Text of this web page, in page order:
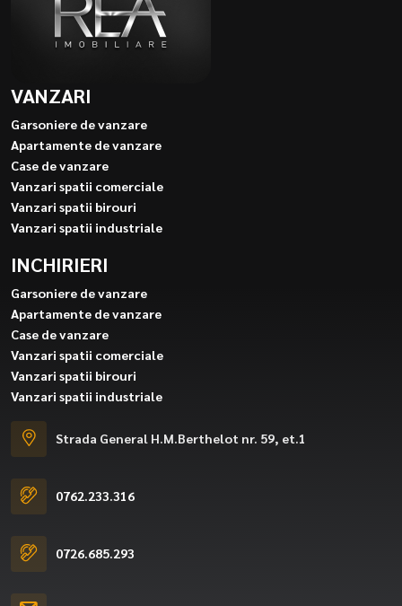
VANZARI
Garsoniere de vanzare
Apartamente de vanzare
Case de vanzare
Vanzari spatii comerciale
Vanzari spatii birouri
Vanzari spatii industriale
INCHIRIERI
Garsoniere de vanzare
Apartamente de vanzare
Case de vanzare
Vanzari spatii comerciale
Vanzari spatii birouri
Vanzari spatii industriale
Strada General H.M.Berthelot nr. 59, et.1
0762.233.316
0726.685.293